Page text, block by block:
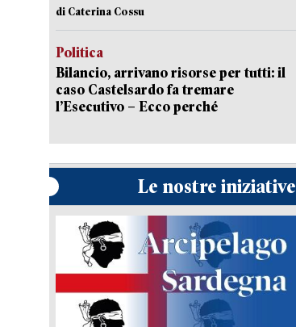
di Caterina Cossu
Politica
Bilancio, arrivano risorse per tutti: il
caso Castelsardo fa tremare
l’Esecutivo – Ecco perché
Le nostre iniziative